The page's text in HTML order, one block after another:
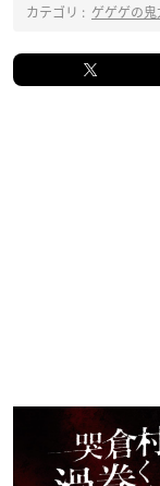
カテゴリ : ゲゲゲの鬼